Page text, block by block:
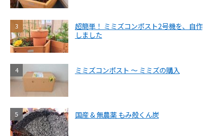
超簡単！ ミミズコンポスト2号機を、自作
しました
ミミズコンポスト ～ ミミズの購入
国産 & 無農薬 もみ殻くん炭